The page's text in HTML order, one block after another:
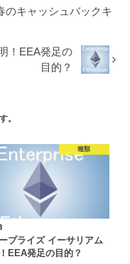
のキャッシュバックキ
！EEA発足の
目的？
。
種類
プライズ イーサリアム
EEA発足の目的？